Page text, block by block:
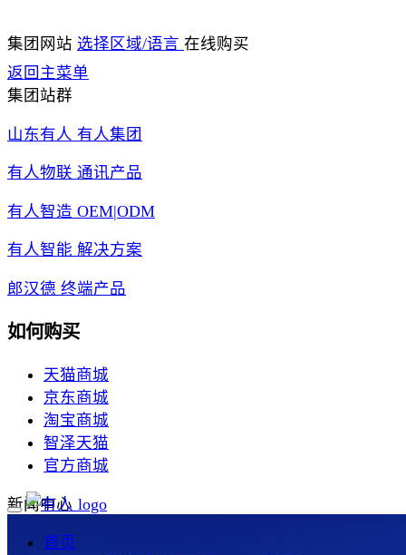
集团网站 选择区域/语言 在线购买
返回主菜单
集团站群
山东有人 有人集团
有人物联 通讯产品
有人智造 OEM|ODM
有人智能 解决方案
郎汉德 终端产品
如何购买
天猫商城
京东商城
淘宝商城
智泽天猫
官方商城
首页
新闻中心